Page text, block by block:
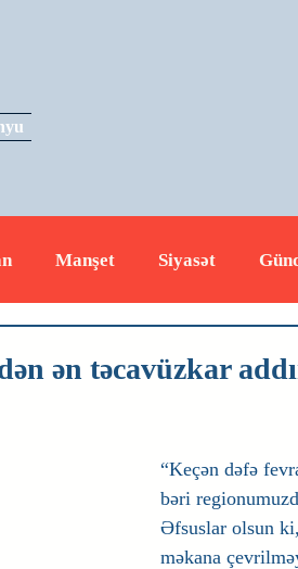
Manşet Siyasət
ən təcavüzkar
“Keçən dəfə
bəri
Əfsuslar olsun
məkana